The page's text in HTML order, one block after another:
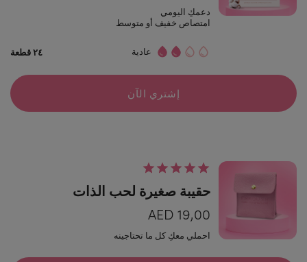
دعمكِ اليومي
امتصاص خفيف أو متوسط
عادية ٢٤ قطعة
إشتري الآن
حقيبة صغيرة لحب الذات
19,00 AED
احملي معكِ كل ما تحتاجينه